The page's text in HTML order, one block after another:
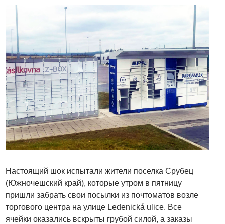
Настоящий шок испытали жители поселка Срубец
(Южночешский край), которые утром в пятницу
пришли забрать свои посылки из почтоматов возле
торгового центра на улице Ledenická ulice. Все
ячейки оказались вскрыты грубой силой, а заказы